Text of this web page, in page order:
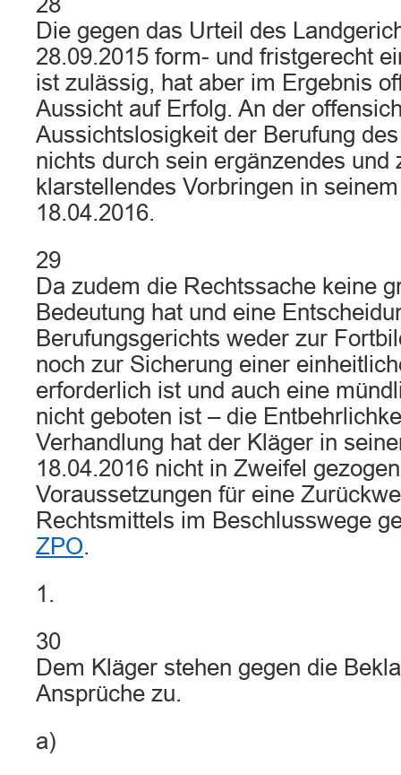
Die gegen das Urteil des
28.09.2015 form- und fristgerecht
ist zulässig, hat aber im Ergebnis
Aussicht auf Erfolg. An der
Aussichtslosigkeit der Berufung
nichts durch sein ergänzendes und
klarstellendes Vorbringen in
18.04.2016.
29
Da zudem die Rechtssache keine
Bedeutung hat und eine
Berufungsgerichts weder zur
noch zur Sicherung einer
erforderlich ist und auch eine
nicht geboten ist – die
Verhandlung hat der Kläger in
18.04.2016 nicht in Zweifel
Voraussetzungen für eine
Rechtsmittels im Beschlusswege
ZPO.
1.
30
Dem Kläger stehen gegen die
Ansprüche zu.
a)